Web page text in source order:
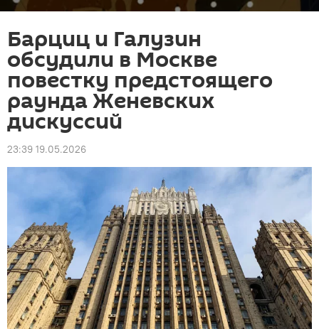
Барциц и Галузин
обсудили в Москве
повестку предстоящего
раунда Женевских
дискуссий
23:39 19.05.2026